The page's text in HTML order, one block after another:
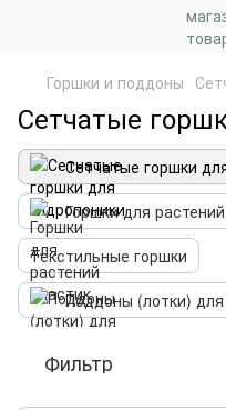
Горшки и поддоны
Сетчатые
Сетчатые горшки
Горшки для
Текстильные горшки
Поддоны (лотки) для
Фильтр